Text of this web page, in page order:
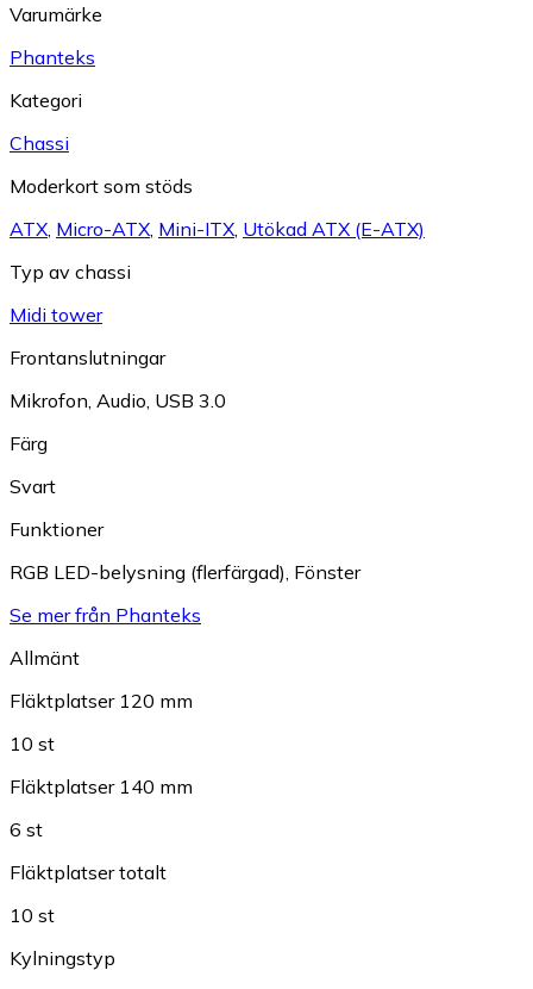
Varumärke
Phanteks
Kategori
Chassi
Moderkort som stöds
ATX Micro-ATX Mini-ITX Utökad ATX (E-ATX)
Typ av chassi
Midi tower
Frontanslutningar
Mikrofon Audio USB 3.0
Färg
Svart
Funktioner
RGB LED-belysning (flerfärgad) Fönster
Se mer från Phanteks
Allmänt
Fläktplatser 120 mm
10 st
Fläktplatser 140 mm
6 st
Fläktplatser totalt
10 st
Kylningstyp